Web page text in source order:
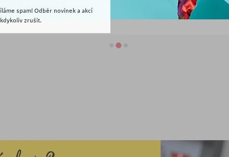
spam! Odběr novinek a akcí
zrušit.
Odkládací stolek Keith III, 45 cm, beton